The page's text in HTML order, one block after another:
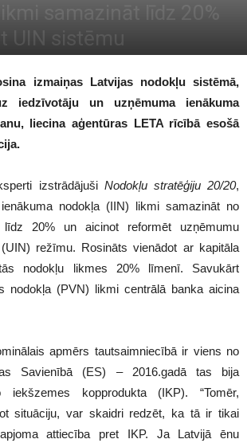
samazināt līdz 20%
UIN sistēmu
izmaiņas Latvijas nodokļu sistēmā,
iedzīvotāju un uzņēmuma ienākuma
liecina aģentūras LETA rīcībā esošā
izstrādājuši Nodokļu stratēģiju 20/20,
nodokļa (IIN) likmi samazināt no
līdz 20% un aicinot reformēt uzņēmumu
režīmu. Rosināts vienādot ar kapitāla
nodokļu likmes 20% līmenī. Savukārt
nodokļa (PVN) likmi centrālā banka aicina
apmērs tautsaimniecībā ir viens no
Savienībā (ES) – 2016.gadā tas bija
kopprodukta (IKP). “Tomēr,
situāciju, var skaidri redzēt, ka tā ir tikai
attiecība pret IKP. Ja Latvijā ēnu